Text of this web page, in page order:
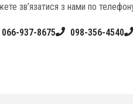
зв’язатися з нами по
066-937-8675 098-356-4540